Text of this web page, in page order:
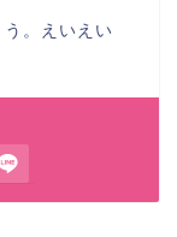
。えいえい